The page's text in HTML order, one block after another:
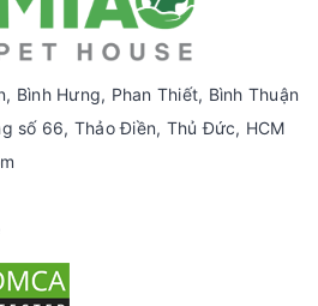
Bình Hưng, Phan Thiết, Bình Thuận
số 66, Thảo Điền, Thủ Đức, HCM